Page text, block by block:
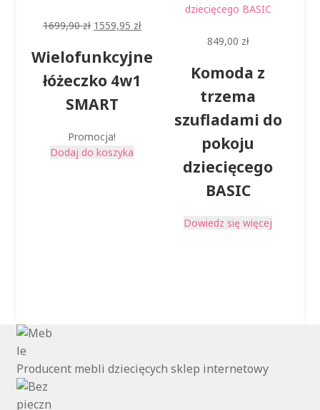
1699,90zł Pierwotna
wynosiła:
1559,95 złAktualna
wynosi:
Wielofunkcyjne
łóżeczko 4w1
SMART
Promocja!
Dodaj do koszyka
849,00 zł
Komoda z
trzema
szufladami do
pokoju
dziecięcego
BASIC
Dowiedz się więcej
Producent mebli dziecięcych sklep internetowy